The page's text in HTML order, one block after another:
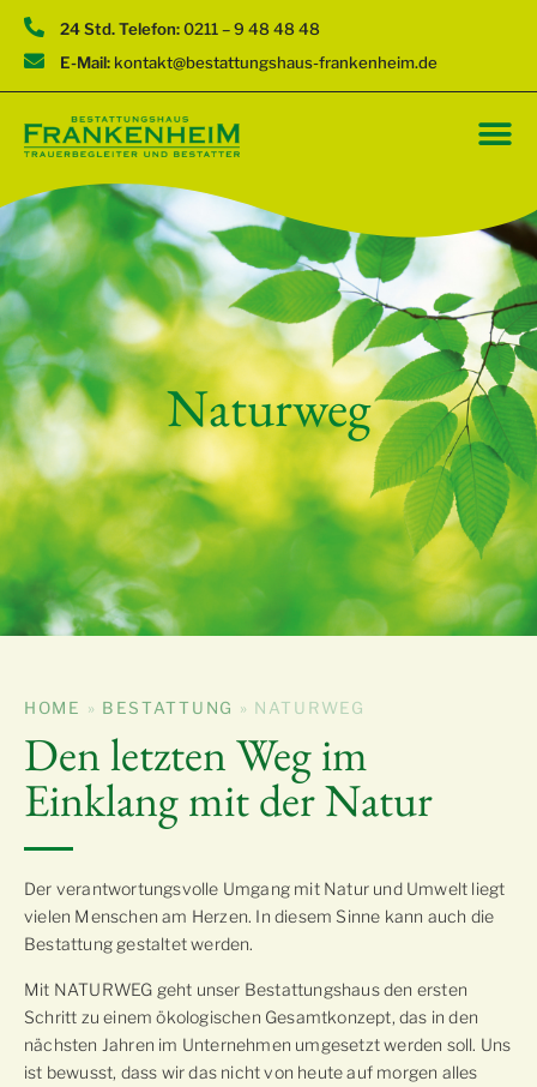
24 Std. Telefon:0211 – 9 48 48 48
E-Mail: kontakt@bestattungshaus-frankenheim.de
Naturweg
HOME » BESTATTUNG » NATURWEG
Den letzten Weg im
Einklang mit der Natur
Der verantwortungsvolle Umgang mit Natur und Umwelt liegt
vielen Menschen am Herzen. In diesem Sinne kann auch die
Bestattung gestaltet werden.
Mit NATURWEG geht unser Bestattungshaus den ersten
Schritt zu einem ökologischen Gesamtkonzept, das in den
nächsten Jahren im Unternehmen umgesetzt werden soll. Uns
ist bewusst, dass wir das nicht von heute auf morgen alles